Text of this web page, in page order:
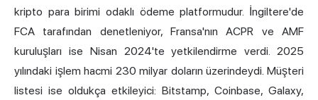
kripto para birimi odaklı ödeme platformudur. İngiltere'de
FCA tarafından denetleniyor, Fransa'nın ACPR ve AMF
kuruluşları ise Nisan 2024'te yetkilendirme verdi. 2025
yılındaki işlem hacmi 230 milyar doların üzerindeydi. Müşteri
listesi ise oldukça etkileyici: Bitstamp, Coinbase, Galaxy,